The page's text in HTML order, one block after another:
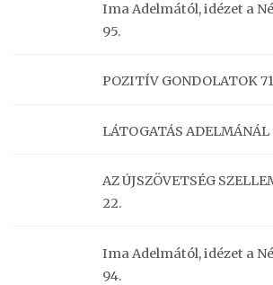
Ima Adelmától, idézet a
95.
POZITÍV GONDOLATOK
LÁTOGATÁS
AZ ÚJSZÖVETSÉG
22.
Ima Adelmától, idézet a
94.